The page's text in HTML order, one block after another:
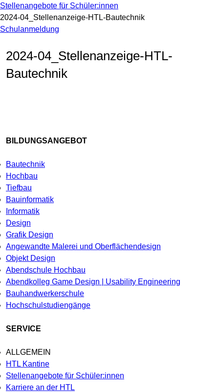
Stellenangebote für Schüler:innen
2024-04_Stellenanzeige-HTL-Bautechnik
Schulanmeldung
2024-04_Stellenanzeige-HTL-
Bautechnik
BILDUNGSANGEBOT
Bautechnik
Hochbau
Tiefbau
Bauinformatik
Informatik
Design
Grafik Design
Angewandte Malerei und Oberflächendesign
Objekt Design
Abendschule Hochbau
Abendkolleg Game Design | Usability Engineering
Bauhandwerkerschule
Hochschulstudiengänge
SERVICE
ALLGEMEIN
HTL Kantine
Stellenangebote für Schüler:innen
Karriere an der HTL